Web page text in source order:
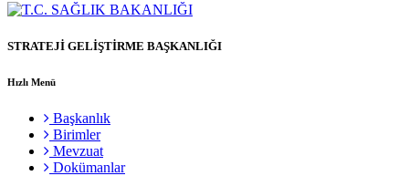
STRATEJİ GELİŞTİRME BAŞKANLIĞI
Hızlı Menü
Başkanlık
Birimler
Mevzuat
Dokümanlar